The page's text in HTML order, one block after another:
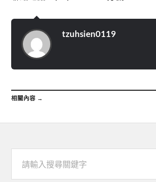
tzuhsien0119
相關內容 →